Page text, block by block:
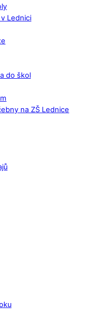
Lednici
do škol
na ZŠ Lednice